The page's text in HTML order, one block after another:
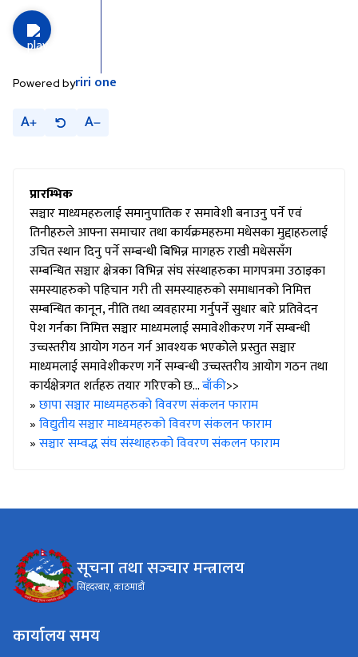
Powered byriri one
A A
प्रारम्भिक
सञ्चार माध्यमहरुलाई समानुपातिक र समावेशी बनाउनु पर्ने एवं
तिनीहरुले आफ्ना समाचार तथा कार्यक्रमहरुमा मधेसका मुद्दाहरुलाई
उचित स्थान दिनु पर्ने सम्बन्धी बिभिन्न मागहरु राखी मधेससँग
सम्बन्धित सञ्चार क्षेत्रका विभिन्न संघ संस्थाहरुका मागपत्रमा उठाइका
समस्याहरुको पहिचान गरी ती समस्याहरुको समाधानको निमित्त
सम्बन्धित कानून, नीति तथा व्यवहारमा गर्नुपर्ने सुधार बारे प्रतिवेदन
पेश गर्नका निमित्त सञ्चार माध्यमलाई समावेशीकरण गर्ने सम्बन्धी
उच्चस्तरीय आयोग गठन गर्न आवश्यक भएकोले प्रस्तुत सञ्चार
माध्यमलाई समावेशीकरण गर्ने सम्बन्धी उच्चस्तरीय आयोग गठन तथा
कार्यक्षेत्रगत शर्तहरु तयार गरिएको छ...बाँकी>>
»छापा सञ्चार माध्यमहरुको विवरण संकलन फाराम
»विद्युतीय सञ्चार माध्यमहरुको विवरण संकलन फाराम
»सञ्चार सम्वद्ध संघ संस्थाहरुको विवरण संकलन फाराम
सूचना तथा सञ्‍चार मन्त्रालय
सिंहदरबार, काठमाडौं
कार्यालय समय